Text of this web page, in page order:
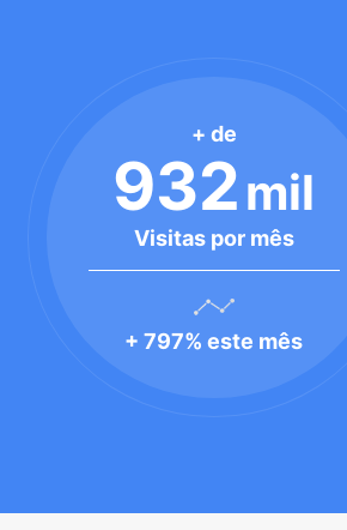
+ de
932mil
Visitas por mês
+ 797% este mês